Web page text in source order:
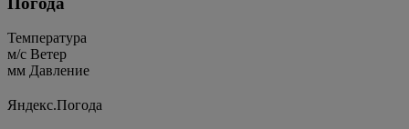
Температура
м/c Ветер
мм Давление
Яндекс.Погода